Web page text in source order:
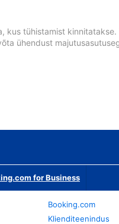
kus tühistamist kinnitatakse.
ühendust
for Business
Booking.com
Klienditeenindus